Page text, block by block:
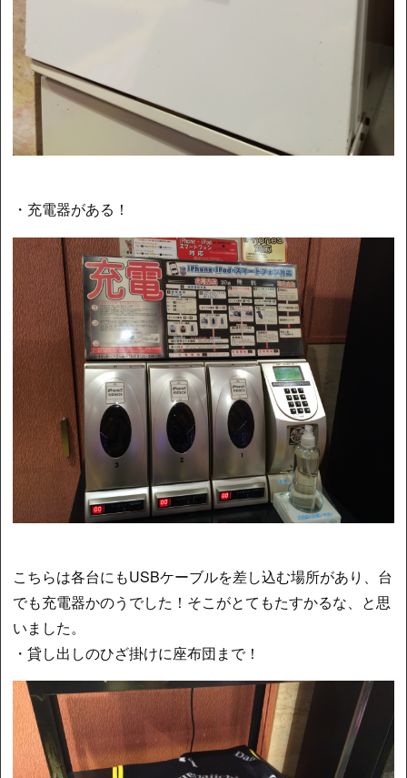
・充電器がある！
こちらは各台にもUSBケーブルを差し込む場所があり、台
でも充電器かのうでした！そこがとてもたすかるな、と思
いました。
・貸し出しのひざ掛けに座布団まで！